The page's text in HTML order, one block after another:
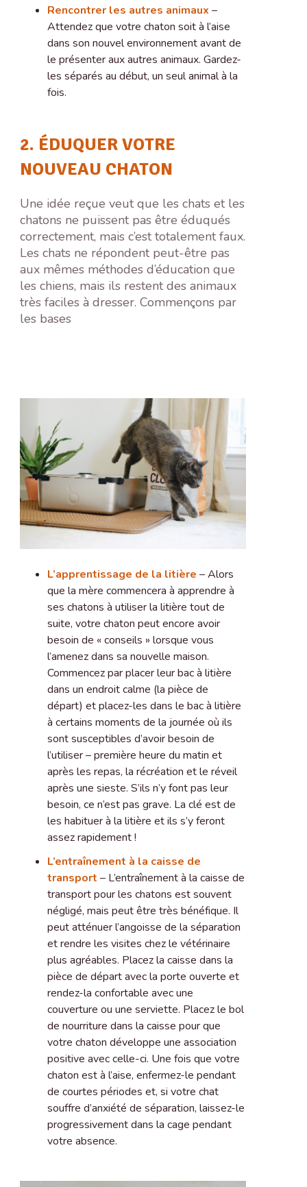
Rencontrer les autres animaux –
Attendez que votre chaton soit à l’aise
dans son nouvel environnement avant de
le présenter aux autres animaux. Gardez-
les séparés au début, un seul animal à la
fois.
2. ÉDUQUER VOTRE
NOUVEAU CHATON
Une idée reçue veut que les chats et les
chatons ne puissent pas être éduqués
correctement, mais c’est totalement faux.
Les chats ne répondent peut-être pas
aux mêmes méthodes d’éducation que
les chiens, mais ils restent des animaux
très faciles à dresser. Commençons par
les bases
L’apprentissage de la litière – Alors
que la mère commencera à apprendre à
ses chatons à utiliser la litière tout de
suite, votre chaton peut encore avoir
besoin de « conseils » lorsque vous
l’amenez dans sa nouvelle maison.
Commencez par placer leur bac à litière
dans un endroit calme (la pièce de
départ) et placez-les dans le bac à litière
à certains moments de la journée où ils
sont susceptibles d’avoir besoin de
l’utiliser – première heure du matin et
après les repas, la récréation et le réveil
après une sieste. S’ils n’y font pas leur
besoin, ce n’est pas grave. La clé est de
les habituer à la litière et ils s’y feront
assez rapidement !
L’entraînement à la caisse de
transport– L’entraînement à la caisse de
transport pour les chatons est souvent
négligé, mais peut être très bénéfique. Il
peut atténuer l’angoisse de la séparation
et rendre les visites chez le vétérinaire
plus agréables. Placez la caisse dans la
pièce de départ avec la porte ouverte et
rendez-la confortable avec une
couverture ou une serviette. Placez le bol
de nourriture dans la caisse pour que
votre chaton développe une association
positive avec celle-ci. Une fois que votre
chaton est à l’aise, enfermez-le pendant
de courtes périodes et, si votre chat
souffre d’anxiété de séparation, laissez-le
progressivement dans la cage pendant
votre absence.